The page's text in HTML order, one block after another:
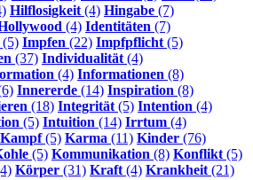
Hilflosigkeit (4) Hingabe (7)
(4) Identitäten (7)
(5) Impfen (22) Impfpflicht (5)
(37) Individualität (4)
(4) Informationen (8)
Innererde (14) Inspiration (8)
(18) Integrität (5) Intention (4)
(5) Intuition (14) Irrtum (4)
Kampf(5) Karma (11) Kinder (76)
(5) Kommunikation (8) Konflikt (5)
Körper (31) Kraft (4) Krankheit (21)